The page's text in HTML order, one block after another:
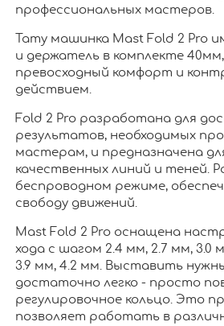
профессиональных мастеров.
Тату машинка Mast Fold 2 Pro
и держатель в комплекте
превосходный комфорт и
действием.
Fold 2 Pro разработана для
результатов, необходимых
мастерам, и предназначена
качественных линий и теней.
беспроводном режиме,
свободу движений.
Mast Fold 2 Pro оснащена
хода с шагом 2.4 мм, 2.7 мм, 3.0
3.9 мм, 4.2 мм. Выставить
достаточно легко - просто
регулировочное кольцо. Это
позволяет работать в